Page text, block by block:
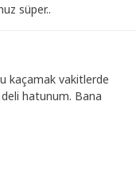
süper..
kaçamak vakitlerde
hatunum. Bana